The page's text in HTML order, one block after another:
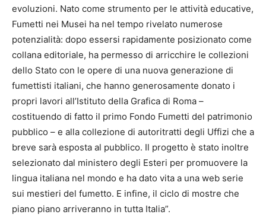
evoluzioni. Nato come strumento per le attività educative,
Fumetti nei Musei ha nel tempo rivelato numerose
potenzialità: dopo essersi rapidamente posizionato come
collana editoriale, ha permesso di arricchire le collezioni
dello Stato con le opere di una nuova generazione di
fumettisti italiani, che hanno generosamente donato i
propri lavori all’Istituto della Grafica di Roma –
costituendo di fatto il primo Fondo Fumetti del patrimonio
pubblico – e alla collezione di autoritratti degli Uffizi che a
breve sarà esposta al pubblico. Il progetto è stato inoltre
selezionato dal ministero degli Esteri per promuovere la
lingua italiana nel mondo e ha dato vita a una web serie
sui mestieri del fumetto. E infine, il ciclo di mostre che
piano piano arriveranno in tutta Italia”.